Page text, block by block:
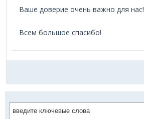
Ваше доверие очень важно для нас!
Всем большое спасибо!